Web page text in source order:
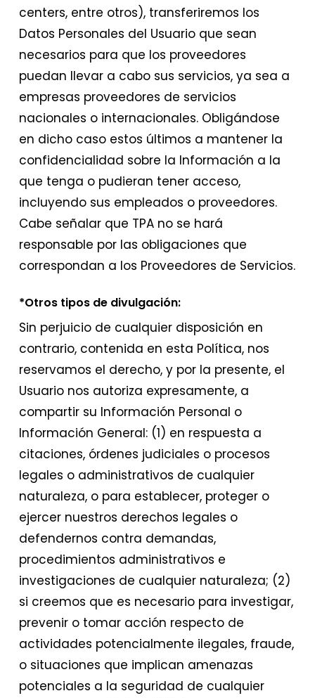
centers, entre otros), transferiremos los
Datos Personales del Usuario que sean
necesarios para que los proveedores
puedan llevar a cabo sus servicios, ya sea a
empresas proveedores de servicios
nacionales o internacionales. Obligándose
en dicho caso estos últimos a mantener la
confidencialidad sobre la Información a la
que tenga o pudieran tener acceso,
incluyendo sus empleados o proveedores.
Cabe señalar que TPA no se hará
responsable por las obligaciones que
correspondan a los Proveedores de Servicios.
*Otros tipos de divulgación:
Sin perjuicio de cualquier disposición en
contrario, contenida en esta Política, nos
reservamos el derecho, y por la presente, el
Usuario nos autoriza expresamente, a
compartir su Información Personal o
Información General: (1) en respuesta a
citaciones, órdenes judiciales o procesos
legales o administrativos de cualquier
naturaleza, o para establecer, proteger o
ejercer nuestros derechos legales o
defendernos contra demandas,
procedimientos administrativos e
investigaciones de cualquier naturaleza; (2)
si creemos que es necesario para investigar,
prevenir o tomar acción respecto de
actividades potencialmente ilegales, fraude,
o situaciones que implican amenazas
potenciales a la seguridad de cualquier